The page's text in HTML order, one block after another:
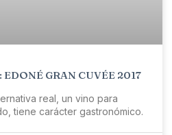
GRAN CUVÉE 2017
real, un vino para
tiene carácter gastronómico.